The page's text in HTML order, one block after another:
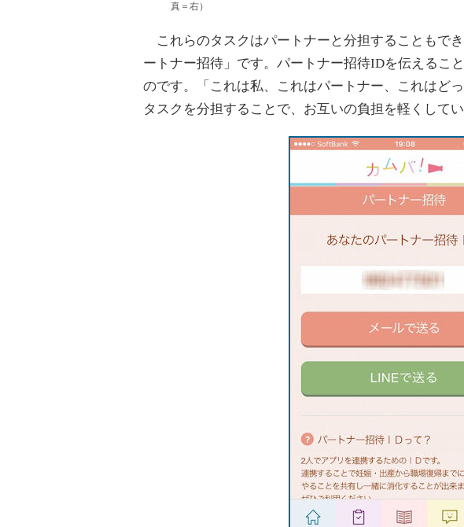
真＝右）
これらのタスクはパートナーと分担することもで
ートナー招待」です。パートナー招待IDを伝えるこ
のです。「これは私、これはパートナー、これはど
タスクを分担することで、お互いの負担を軽くしてい